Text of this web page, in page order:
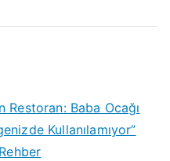
Restoran: Baba Ocağı
Kullanılamıyor”